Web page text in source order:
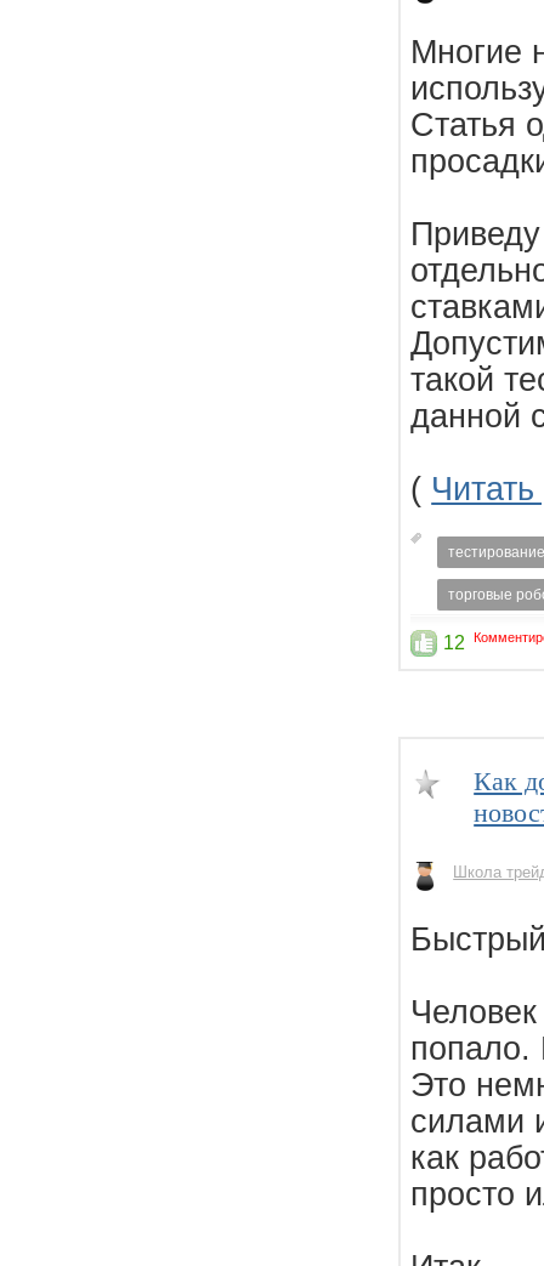
Многие
Статья
такой
данной
(
торговые
12
Как
Школа
попало.
Это
силами
как
просто